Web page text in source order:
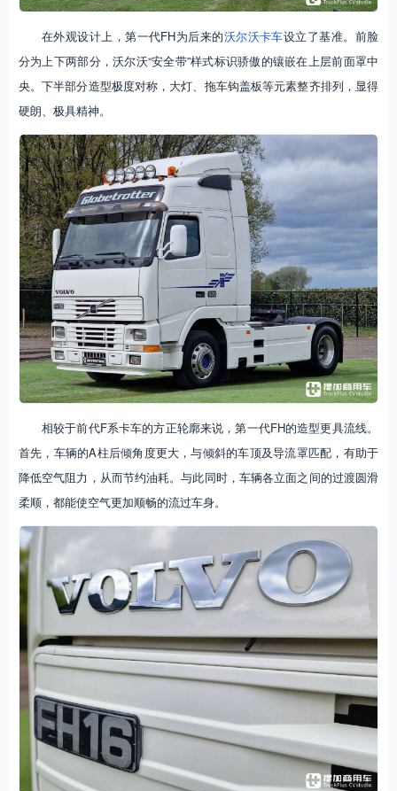
在外观设计上，第一代FH为后来的沃尔沃卡车设立了基准。前脸
分为上下两部分，沃尔沃“安全带”样式标识骄傲的镶嵌在上层前面罩中
央。下半部分造型极度对称，大灯、拖车钩盖板等元素整齐排列，显得
硬朗、极具精神。
相较于前代F系卡车的方正轮廓来说，第一代FH的造型更具流线。
首先，车辆的A柱后倾角度更大，与倾斜的车顶及导流罩匹配，有助于
降低空气阻力，从而节约油耗。与此同时，车辆各立面之间的过渡圆滑
柔顺，都能使空气更加顺畅的流过车身。